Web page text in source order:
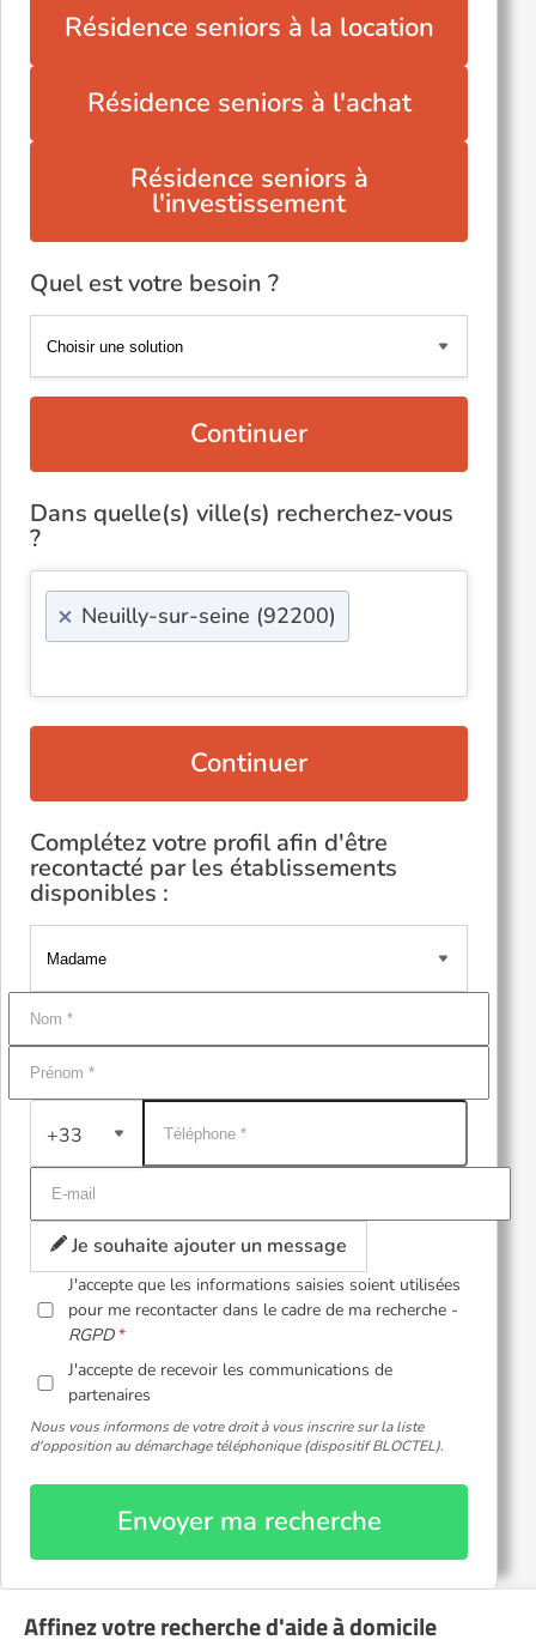
Résidence seniors à la location
Résidence seniors à l'achat
Résidence seniors à
l'investissement
Quel est votre besoin ?
Continuer
Dans quelle(s) ville(s) recherchez-vous
?
× Neuilly-sur-seine (92200)
Continuer
Complétez votre profil afin d'être
recontacté par les établissements
disponibles :
+33
Je souhaite ajouter un message
J'accepte que les informations saisies soient utilisées
pour me recontacter dans le cadre de ma recherche -
RGPD
J'accepte de recevoir les communications de
partenaires
Nous vous informons de votre droit à vous inscrire sur la liste
d'opposition au démarchage téléphonique (dispositif BLOCTEL).
Envoyer ma recherche
Affinez votre recherche d'aide à domicile